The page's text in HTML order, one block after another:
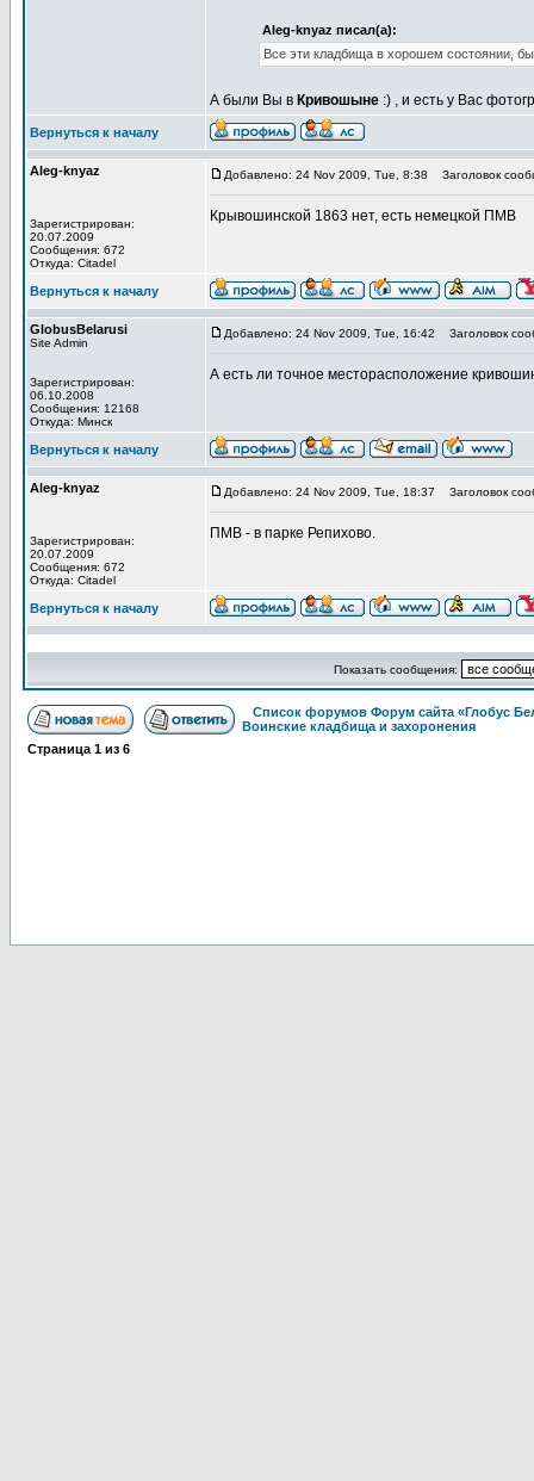
Aleg-knyaz писал(а):
Все эти кладбища в хорошем состоянии,
А были Вы в Кривошыне :) , и есть у Вас
Вернуться к началу
Aleg-knyaz
Зарегистрирован:
20.07.2009
Сообщения: 672
Откуда: Citadel
Добавлено: 24 Nov 2009, Tue, 8:38 Заголовок
Крывошинской 1863 нет, есть немецкой ПМВ
Вернуться к началу
GlobusBelarusi
Site Admin
Зарегистрирован:
06.10.2008
Сообщения: 12168
Откуда: Минск
Добавлено: 24 Nov 2009, Tue, 16:42 Заголовок
А есть ли точное месторасположение
Вернуться к началу
Aleg-knyaz
Зарегистрирован:
20.07.2009
Сообщения: 672
Откуда: Citadel
Добавлено: 24 Nov 2009, Tue, 18:37 Заголовок
ПМВ - в парке Репихово.
Вернуться к началу
Показать сообщения:
Список форумов Форум сайта «Глобус
Воинские кладбища и захоронения
Страница 1 из 6